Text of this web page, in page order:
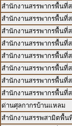
สำนักงานสรรพากรพื้นที่
สำนักงานสรรพากรพื้นที่
สำนักงานสรรพากรพื้นที่
สำนักงานสรรพากรพื้นที่
สำนักงานสรรพากรพื้นที่
สำนักงานสรรพากรพื้นที่
สำนักงานสรรพากรพื้นที่
สำนักงานสรรพากรพื้นที่
ด่านศุลกากรบ้านแหลม
สำนักงานสรรพสามิตพื้น